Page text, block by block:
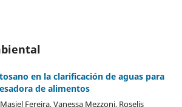
en la clarificación de aguas para
de alimentos
Fereira, Vanessa Mezzoni, Roselis